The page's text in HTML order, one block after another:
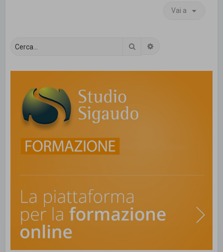
Vai a
Cerca